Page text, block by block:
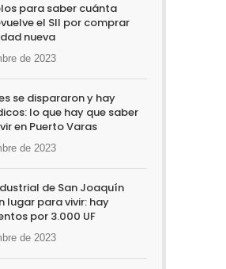
para saber cuánta
el SII por comprar
nueva
de 2023
se dispararon y hay
lo que hay que saber
en Puerto Varas
de 2023
de San Joaquín
lugar para vivir: hay
por 3.000 UF
de 2023